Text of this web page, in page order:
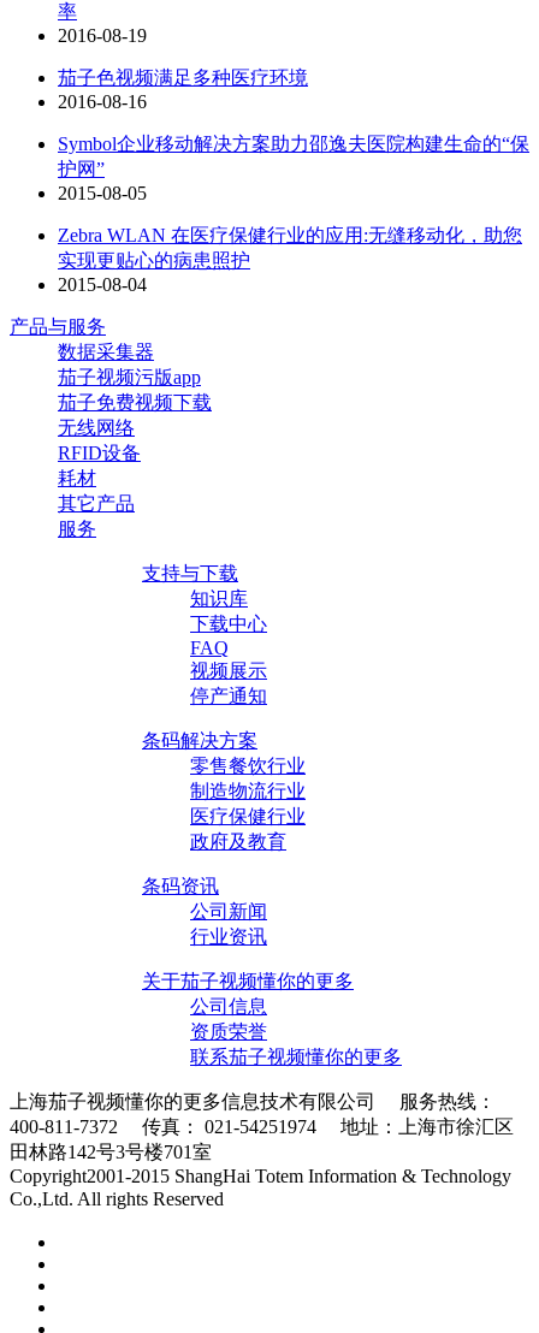
率
2016-08-19
茄子色视频满足多种医疗环境
2016-08-16
Symbol企业移动解决方案助力邵逸夫医院构建生命的“保
护网”
2015-08-05
Zebra WLAN 在医疗保健行业的应用:无缝移动化，助您
实现更贴心的病患照护
2015-08-04
产品与服务
数据采集器
茄子视频污版app
茄子免费视频下载
无线网络
RFID设备
耗材
其它产品
服务
支持与下载
知识库
下载中心
FAQ
视频展示
停产通知
条码解决方案
零售餐饮行业
制造物流行业
医疗保健行业
政府及教育
条码资讯
公司新闻
行业资讯
关于茄子视频懂你的更多
公司信息
资质荣誉
联系茄子视频懂你的更多
上海茄子视频懂你的更多信息技术有限公司 服务热线：
400-811-7372 传真： 021-54251974 地址：上海市徐汇区
田林路142号3号楼701室
Copyright2001-2015 ShangHai Totem Information & Technology
Co.,Ltd. All rights Reserved